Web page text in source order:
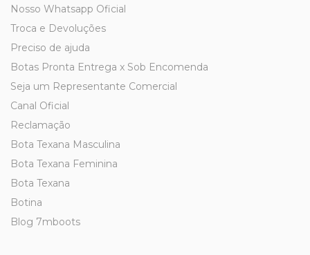
Nosso Whatsapp Oficial
Troca e Devoluções
Preciso de ajuda
Botas Pronta Entrega x Sob Encomenda
Seja um Representante Comercial
Canal Oficial
Reclamação
Bota Texana Masculina
Bota Texana Feminina
Bota Texana
Botina
Blog 7mboots